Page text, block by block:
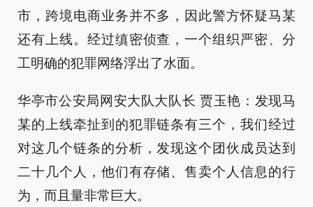
市，跨境电商业务并不多，因此警方怀疑马某
还有上线。经过缜密侦查，一个组织严密、分
工明确的犯罪网络浮出了水面。
华亭市公安局网安大队大队长 贾玉艳：发现马
某的上线牵扯到的犯罪链条有三个，我们经过
对这几个链条的分析，发现这个团伙成员达到
二十几个人，他们有存储、售卖个人信息的行
为，而且量非常巨大。